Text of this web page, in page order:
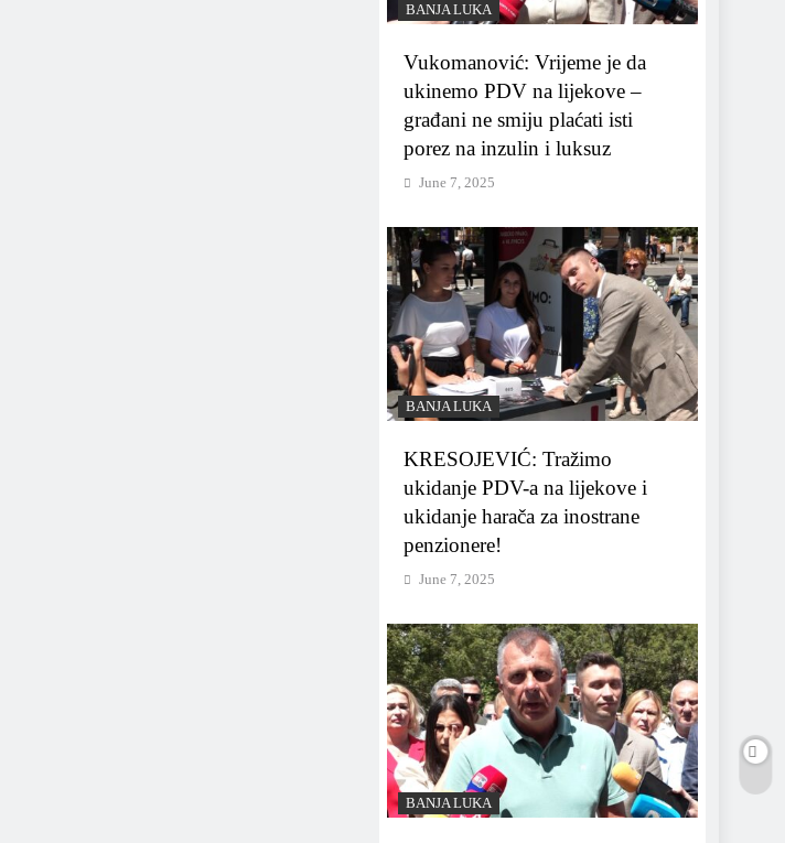
BANJA LUKA
Vukomanović: Vrijeme je da
ukinemo PDV na lijekove –
građani ne smiju plaćati isti
porez na inzulin i luksuz
June 7, 2025
BANJA LUKA
KRESOJEVIĆ: Tražimo
ukidanje PDV-a na lijekove i
ukidanje harača za inostrane
penzionere!
June 7, 2025
BANJA LUKA